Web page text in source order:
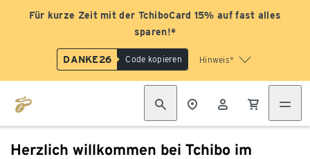
Für kurze Zeit mit der TchiboCard 15% auf fast alles
sparen!*
DANKE26 Code kopieren Hinweis*
Herzlich willkommen bei Tchibo im